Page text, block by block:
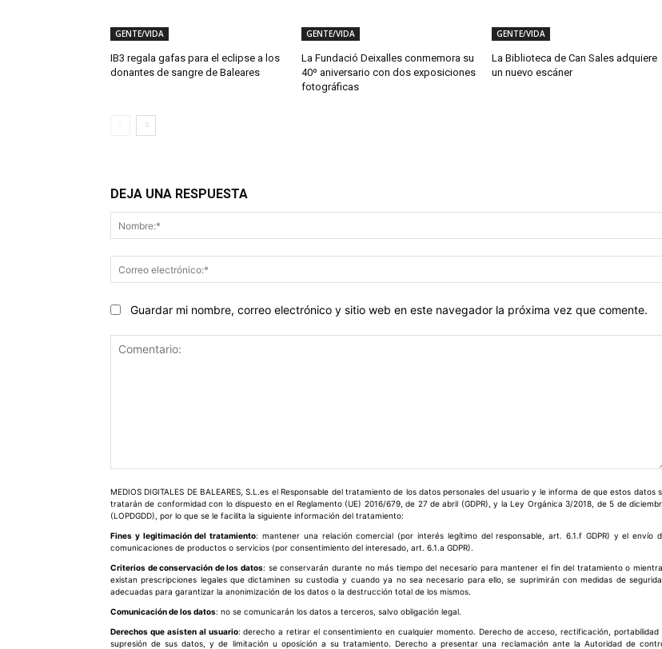
GENTE/VIDA
IB3 regala gafas para el eclipse a los
donantes de sangre de Baleares
GENTE/VIDA
La Fundació Deixalles conmemora su
40º aniversario con dos exposiciones
fotográficas
GENTE/VIDA
La Biblioteca de Can Sales adquiere
un nuevo escáner
DEJA UNA RESPUESTA
Guardar mi nombre, correo electrónico y sitio web en este navegador la próxima vez que comente.
MEDIOS DIGITALES DE BALEARES, S.L.es el Responsable del tratamiento de los datos personales del usuario y le informa de que estos datos
tratarán de conformidad con lo dispuesto en el Reglamento (UE) 2016/679, de 27 de abril (GDPR), y la Ley Orgánica 3/2018, de 5 de
(LOPDGDD), por lo que se le facilita la siguiente información del tratamiento:
Fines y legitimación del tratamiento: mantener una relación comercial (por interés legítimo del responsable, art. 6.1.f GDPR) y el envío
comunicaciones de productos o servicios (por consentimiento del interesado, art. 6.1.a GDPR).
Criterios de conservación de los datos: se conservarán durante no más tiempo del necesario para mantener el fin del tratamiento o
existan prescripciones legales que dictaminen su custodia y cuando ya no sea necesario para ello, se suprimirán con medidas de
adecuadas para garantizar la anonimización de los datos o la destrucción total de los mismos.
Comunicación de los datos: no se comunicarán los datos a terceros, salvo obligación legal.
Derechos que asisten al usuario: derecho a retirar el consentimiento en cualquier momento. Derecho de acceso, rectificación, portabilidad
supresión de sus datos, y de limitación u oposición a su tratamiento. Derecho a presentar una reclamación ante la Autoridad de